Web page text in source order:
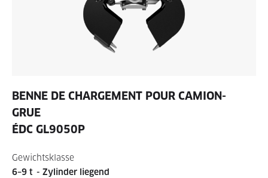
BENNE DE CHARGEMENT POUR CAMION-
GRUE
ÉDC GL9050P
Gewichtsklasse
6–9 t - Zylinder liegend